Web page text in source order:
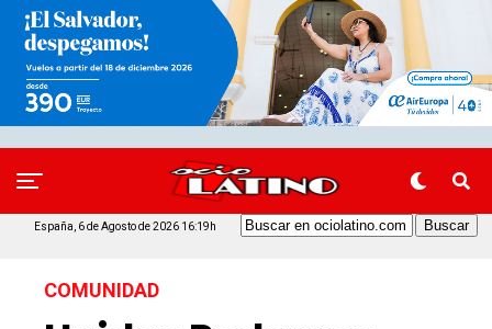
España, 6 de Agosto de 2026 16:19h
COMUNIDAD